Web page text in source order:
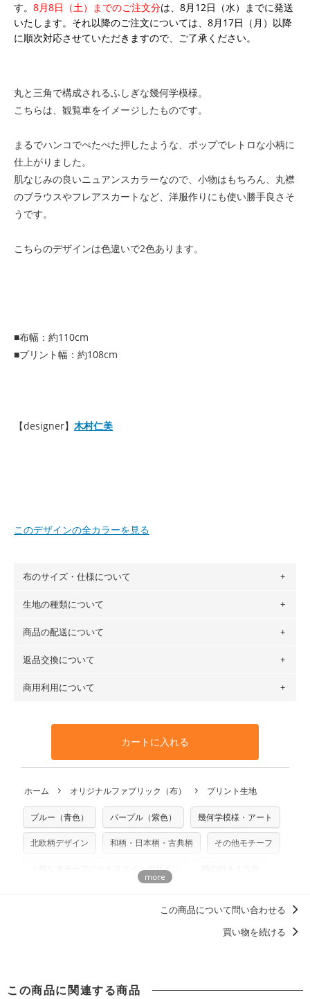
す。 8月8日（土）までのご注文分は、8月12日（水）までに発送
いたします。それ以降のご注文については、8月17日（月）以降
に順次対応させていただきますので、ご了承ください。
丸と三角で構成されるふしぎな幾何学模様。
こちらは、観覧車をイメージしたものです。
まるでハンコでぺたぺた押したような、ポップでレトロな小柄に
仕上がりました。
肌なじみの良いニュアンスカラーなので、小物はもちろん、丸襟
のブラウスやフレアスカートなど、洋服作りにも使い勝手良さそ
うです。
こちらのデザインは色違いで2色あります。
■布幅：約110cm
■プリント幅：約108cm
【designer】 木村仁美
このデザインの全カラーを見る
布のサイズ・仕様について
布の長さは50cm単位での販売になります。
場合 → 購入数量「7」
※カットを希望の方は備考欄に「50cmずつカット希望」など
ご記載ください（50cm単位でのカットのみ）
プリント布の仕様についてもっと詳しく見る
生地の種類について
・現在、すべてのデザインのプリントに使用している生地は
ットン（ダブルガーゼ）・100％コットン（ローン）・コッ
トンリネン（ビエラ織）・100％コットン（ツイル）・
100％コットン（キャンバス・11号帆布）です。
生地見本サンプル（無料）を購入する
商品の配送について
・ネコポスでの配送は、布は2mまで型紙は2個までとなりま
も送料の表示が600円となり宅急便での配送となります。
となります。
※万が一、検品時に不備が見つかった場合は、4～5営業日後
※土日祝は営業日に含まれません。
※配送日のご指定は承れません。出来上がり次第、順次発送
返品交換について
・布はご注文後に注文数量のみをプリントするため、
購入後
や用尺をお間違えのないようお願いします。思っていた色味
と違う、などの理由での返品は承れません。予めご了承くだ
商用利用について
利用いただけます。「nunocoto fabric使用」といった記載
も不要です。（製品化した際に起こる全ての問題、クレーム
いませんのでご了承ください）
※有料型紙（ホームソーイング型紙シリーズ）および柄がえ
らべるキットに付属された型紙は商用利用できませんのでご
注意ください。型紙自体の転用・販売および型紙を使用して
商用利用についての詳細はこちら
カートに入れる
ホーム オリジナルファブリック（布） プリント生地
ブルー（青色） パープル（紫色） 幾何学模様・アート
北欧柄デザイン 和柄・日本柄・古典柄 その他モチーフ
小柄なモチーフのテキスタイルデザイン
この商品について問い合わせる
買い物を続ける
この商品に関連する商品